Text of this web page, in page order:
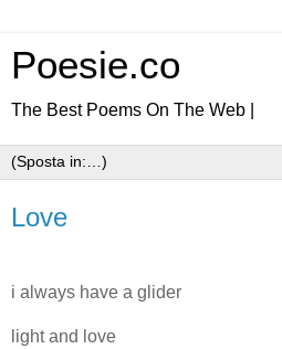
Poesie.co
The Best Poems On The Web |
Love
i always have a glider
light and love